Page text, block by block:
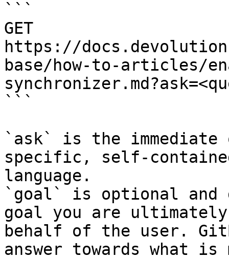
```
GET
https://
base/how-to-articles/
```
`ask` is the
specific, self-
language.
`goal` is optional and
goal you are
behalf of the user.
answer towards what